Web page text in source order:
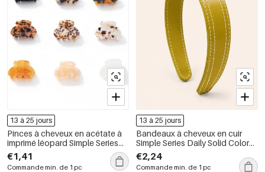
13 à 25 jours
Pinces à cheveux en acétate à
imprimé léopard Simple Series
Daily
€1,41
Commande min. de 1 pc
13 à 25 jours
Bandeaux à cheveux en cuir
Simple Series Daily Solid Color
Lines
€2,24
Commande min. de 1 pc